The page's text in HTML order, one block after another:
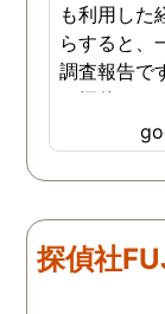
も利用した
らすると、
調査報告で
た探偵では
めて報告
実際の現状
難しかった
来ていまし
丁寧で報告
探偵社